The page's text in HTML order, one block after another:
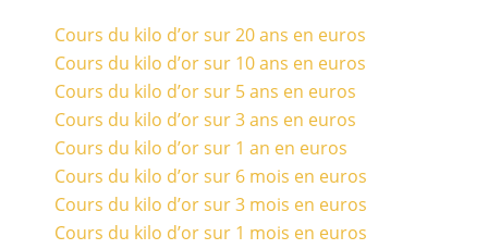
Cours du kilo d’or sur 20 ans en euros
Cours du kilo d’or sur 10 ans en euros
Cours du kilo d’or sur 5 ans en euros
Cours du kilo d’or sur 3 ans en euros
Cours du kilo d’or sur 1 an en euros
Cours du kilo d’or sur 6 mois en euros
Cours du kilo d’or sur 3 mois en euros
Cours du kilo d’or sur 1 mois en euros